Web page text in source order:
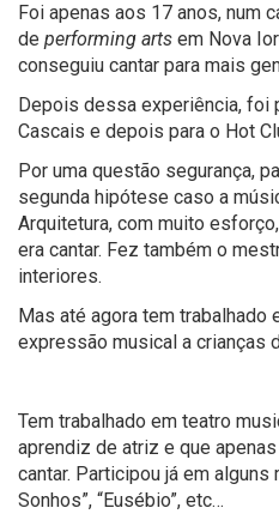
Foi apenas aos 17 anos, num
de performing arts em Nova
conseguiu cantar para mais
Depois dessa experiência, foi
Cascais e depois para o Hot
Por uma questão segurança,
segunda hipótese caso a
Arquitetura, com muito
era cantar. Fez também o
interiores.
Mas até agora tem trabalhado
expressão musical a crianças
Tem trabalhado em teatro
aprendiz de atriz e que apenas
cantar. Participou já em alguns
Sonhos”, “Eusébio”, etc…